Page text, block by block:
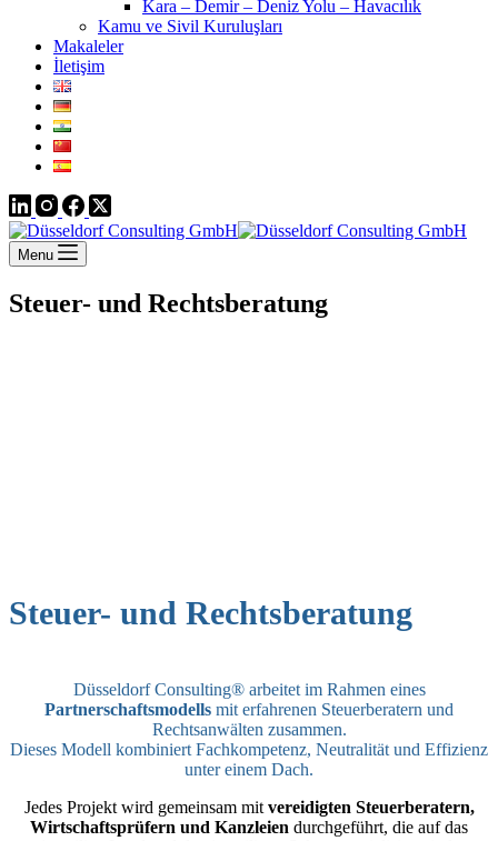
Kara – Demir – Deniz Yolu – Havacılık
Kamu ve Sivil Kuruluşları
Makaleler
İletişim
Menu
Steuer- und Rechtsberatung
Steuer- und Rechtsberatung
Düsseldorf Consulting® arbeitet im Rahmen eines
Partnerschaftsmodells mit erfahrenen Steuerberatern und
Rechtsanwälten zusammen.
Dieses Modell kombiniert Fachkompetenz, Neutralität und Effizienz
unter einem Dach.
Jedes Projekt wird gemeinsam mit vereidigten Steuerberatern,
Wirtschaftsprüfern und Kanzleien durchgeführt, die auf das